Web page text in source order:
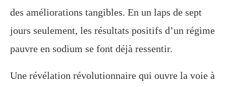
des améliorations tangibles. En un laps de sept
jours seulement, les résultats positifs d’un régime
pauvre en sodium se font déjà ressentir.
Une révélation révolutionnaire qui ouvre la voie à